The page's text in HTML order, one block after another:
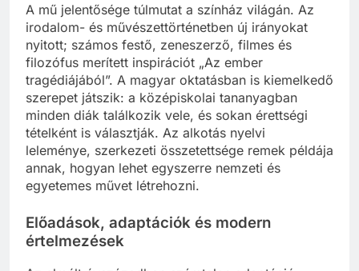
A mű jelentősége túlmutat a színház világán. Az
irodalom- és művészettörténetben új irányokat
nyitott; számos festő, zeneszerző, filmes és
filozófus merített inspirációt „Az ember
tragédiájából”. A magyar oktatásban is kiemelkedő
szerepet játszik: a középiskolai tananyagban
minden diák találkozik vele, és sokan érettségi
tételként is választják. Az alkotás nyelvi
leleménye, szerkezeti összetettsége remek példája
annak, hogyan lehet egyszerre nemzeti és
egyetemes művet létrehozni.
Előadások, adaptációk és modern
értelmezések